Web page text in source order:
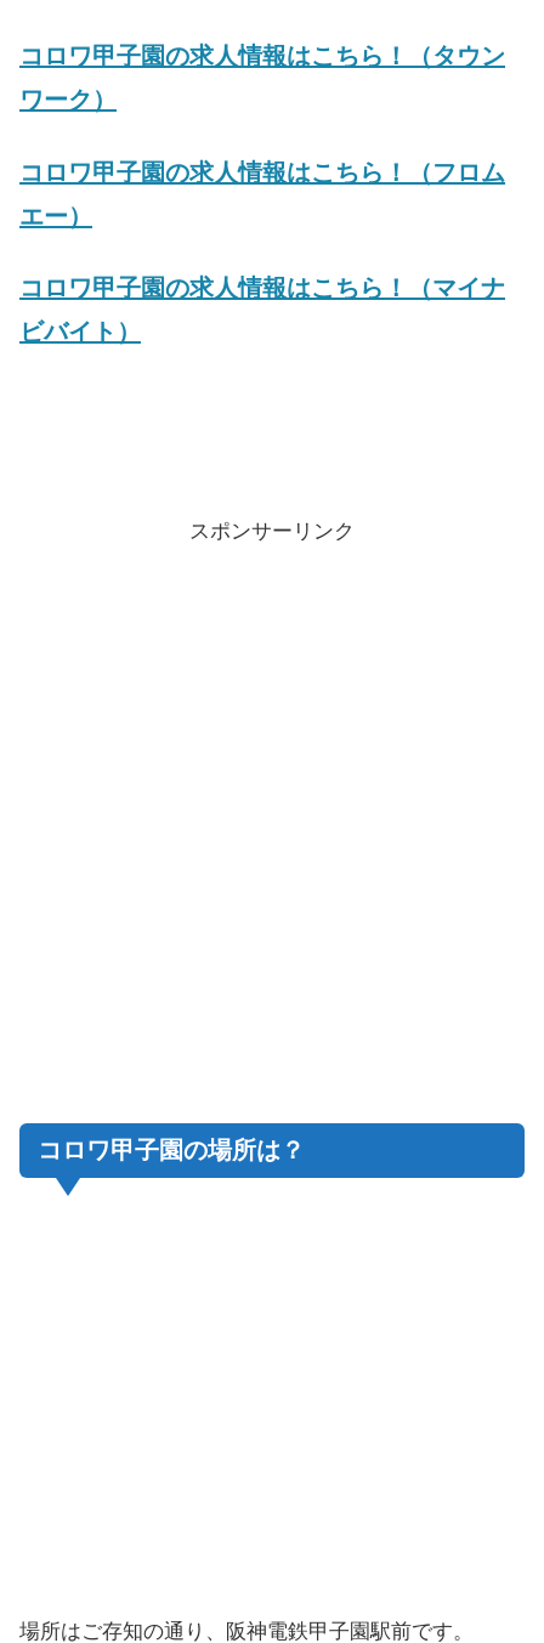
コロワ甲子園の求人情報はこちら！（タウン
ワーク）
コロワ甲子園の求人情報はこちら！（フロム
エー）
コロワ甲子園の求人情報はこちら！（マイナ
ビバイト）
スポンサーリンク
コロワ甲子園の場所は？
場所はご存知の通り、阪神電鉄甲子園駅前です。